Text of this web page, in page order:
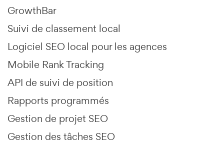
GrowthBar
Suivi de classement local
Logiciel SEO local pour les agences
Mobile Rank Tracking
API de suivi de position
Rapports programmés
Gestion de projet SEO
Gestion des tâches SEO